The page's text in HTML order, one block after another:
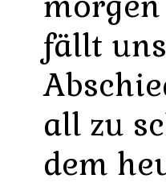
fällt
all zu
dem